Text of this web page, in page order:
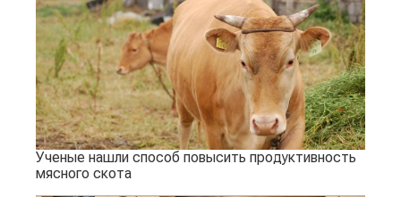
Ученые нашли способ повысить продуктивность
мясного скота